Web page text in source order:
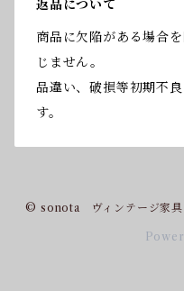
返品について
商品に欠陥がある場合
じません。
品違い、破損等初期不
す。
© sonota ヴィンテージ家具